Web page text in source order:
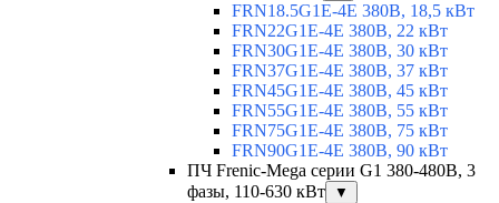
FRN18.5G1E-4E 380В, 18,5 кВт
FRN22G1E-4E 380В, 22 кВт
FRN30G1E-4E 380В, 30 кВт
FRN37G1E-4E 380В, 37 кВт
FRN45G1E-4E 380В, 45 кВт
FRN55G1E-4E 380В, 55 кВт
FRN75G1E-4E 380В, 75 кВт
FRN90G1E-4E 380В, 90 кВт
ПЧ Frenic-Mega серии G1 380-480В, 3
фазы, 110-630 кВт
▼